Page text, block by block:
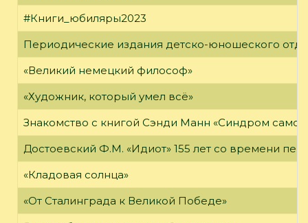
#Книги_юбиляры2023
Периодические издания детско-юношеского
«Великий немецкий философ»
«Художник, который умел всё»
Знакомство с книгой Сэнди Манн «Синдром
Достоевский Ф.М. «Идиот» 155 лет со времени
«Кладовая солнца»
«От Сталинграда к Великой Победе»